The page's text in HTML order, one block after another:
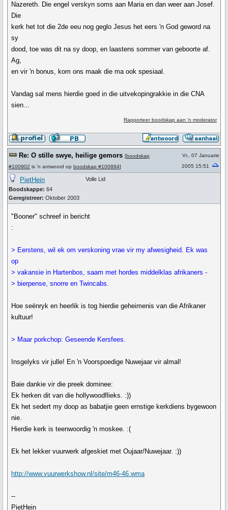
Nazereth. Die engel verskyn soms aan Maria en dan weer aan Josef.
Die
kerk het tot die 2de eeu nog geglo Jesus het eers 'n God geword na
sy
dood, toe was dit na sy doop, en laastens sommer van geboorte af.
Ag,
en vir 'n bonus, kom ons maak die ma ook spesiaal.
Vandag sal mens hierdie goed in die uitvekopingrakkie in die CNA
sien...
Rapporteer boodskap aan 'n moderator
Re: O stille swye, heilige gemors [boodskap
#100902 is 'n antwoord op boodskap #100894]
Vr., 07 Januarie
2005 15:51
PietHein
Boodskappe: 64
Geregistreer: Oktober 2003
Volle Lid
"Booner" schreef in bericht
:
> Eerstens, wil ek om verskoning vrae vir my afwesigheid. Ek was
op
> vakansie in Hartenbos, saam met hordes middelklas afrikaners -
> bierpense, snorre en Twincabs.
Hoe seënryk en heerlik is tog hierdie geheimenis van die Afrikaner
kultuur!
> Maar porkchop: Geseende Kersfees.
Insgelyks vir julle! En 'n Voorspoedige Nuwejaar vir almal!
Baie dankie vir die preek dominee:
Ek herken dit van die hollywoodflieks. :))
Ek het sedert my doop as babatjie geen ernstige kerkdiens bygewoon
nie.
Hierdie kerk is teenwoordig 'n moskee. :(
Ek het lekker vuurwerk afgeskiet met Oujaar/Nuwejaar. :))
http://www.vuurwerkshow.nl/site/m46-46.wma
--
PietHein